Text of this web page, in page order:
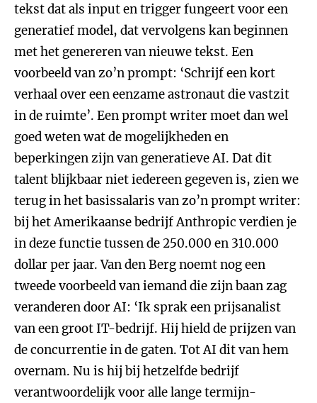
tekst dat als input en trigger fungeert voor een
generatief model, dat vervolgens kan beginnen
met het genereren van nieuwe tekst. Een
voorbeeld van zo’n prompt: ‘Schrijf een kort
verhaal over een eenzame astronaut die vastzit
in de ruimte’. Een prompt writer moet dan wel
goed weten wat de mogelijkheden en
beperkingen zijn van generatieve AI. Dat dit
talent blijkbaar niet iedereen gegeven is, zien we
terug in het basissalaris van zo’n prompt writer:
bij het Amerikaanse bedrijf Anthropic verdien je
in deze functie tussen de 250.000 en 310.000
dollar per jaar. Van den Berg noemt nog een
tweede voorbeeld van iemand die zijn baan zag
veranderen door AI: ‘Ik sprak een prijsanalist
van een groot IT-bedrijf. Hij hield de prijzen van
de concurrentie in de gaten. Tot AI dit van hem
overnam. Nu is hij bij hetzelfde bedrijf
verantwoordelijk voor alle lange termijn-